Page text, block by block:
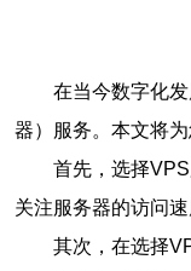
在当今数字化
器）服务。本文将
首先，选择
关注服务器的访问
其次，在选择